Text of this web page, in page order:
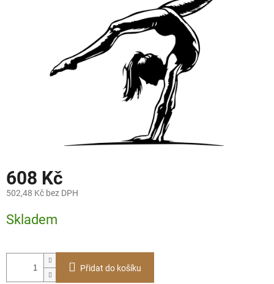
608 Kč
502,48 Kč bez DPH
cena:
Skladem
Přidat do košíku